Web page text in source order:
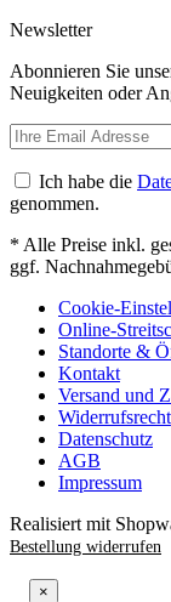
Newsletter
Abonnieren Sie
Neuigkeiten oder
Ich habe die
genommen.
* Alle Preise inkl.
ggf.
Cookie-
Online-
Standorte &
Kontakt
Versand und
Widerrufsrecht
Datenschutz
AGB
Impressum
Realisiert mit
Bestellung widerrufen
×